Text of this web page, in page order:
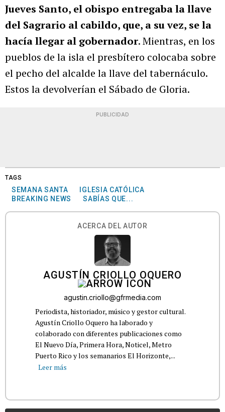
Jueves Santo, el obispo entregaba la llave
del Sagrario al cabildo, que, a su vez, se la
hacía llegar al gobernador. Mientras, en los
pueblos de la isla el presbítero colocaba sobre
el pecho del alcalde la llave del tabernáculo.
Estos la devolverían el Sábado de Gloria.
PUBLICIDAD
TAGS
SEMANA SANTA
IGLESIA CATÓLICA
BREAKING NEWS
SABÍAS QUE...
ACERCA DEL AUTOR
AGUSTÍN CRIOLLO OQUERO
agustin.criollo@gfrmedia.com
Periodista, historiador, músico y gestor cultural.
Agustín Criollo Oquero ha laborado y
colaborado con diferentes publicaciones como
El Nuevo Día, Primera Hora, Noticel, Metro
Puerto Rico y los semanarios El Horizonte,...
Leer más